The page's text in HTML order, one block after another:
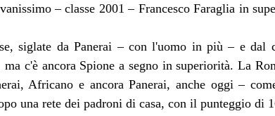
– classe 2001 – Francesco Faraglia in
siglate da Panerai – con l'uomo in più – e dal
c'è ancora Spione a segno in superiorità. La
Africano e ancora Panerai, anche oggi –
una rete dei padroni di casa, con il punteggio di